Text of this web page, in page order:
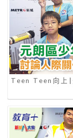
Teen Teen向上|